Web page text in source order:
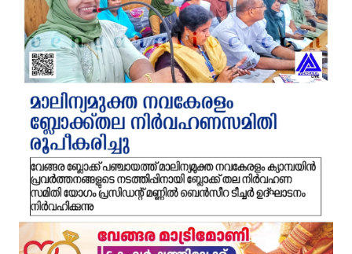
പ്രായം തടസ്സമല്ല; തിരൂരങ്ങാടി നഗരസഭയിൽ പ്ലസ് ടൂ
വേങ്ങരയുടെ അഭിമാനമായി ഹിപ്നോട്ടിസ്റ്റ് മുഹമ്മദ് റിയാസ്;
വാട്ടർ ടാങ്ക് വൃത്തിയാക്കുന്നതിനിടെ കെട്ടിടത്തിന്റെ മുകളിൽ നിന്ന്
ഉദ്യോഗസ്ഥ സംഘം പാണക്കാട് മണ്ണിടിച്ചിൽ ഉണ്ടായ സ്ഥലം
ചക്രവാതച്ചുഴിയുടെ സ്വാധീനം: സംസ്ഥാനത്ത് ഓഗസ്റ്റ് 7 വരെ മഴ
വിസ്ഡം യൂത്ത് വേങ്ങര സോൺ ട്രോമാകെയർ പരിശീലന ക്യാമ്പ്
പാണക്കാട് ശിഹാബ് തങ്ങളുടെ സ്മാരകമന്ദിരം വൈകാതെ
എസ്. എം. സർവർ മെഗാ ക്വിസ് -മലപ്പുറം ഈസ്റ്റ് സോൺ മത്സരം
കരിപ്പൂർ വിമാന ദുരന്തത്തിന് ഇന്ന് 6 വയസ്സ്; വലിയ വിമാനങ്ങളുടെ
ജോലിസ്ഥലത്ത് വെള്ളപ്പൊക്കം; അസമിൽ മരിച്ച തിരൂരങ്ങാടി
പായലും ചെളിയും മൂടി റോഡുകൾ; പ്രളയാനന്തര ജാഗ്രതയിൽ